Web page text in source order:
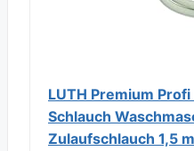
LUTH Premium
Schlauch
Zulaufschlauch 1,5